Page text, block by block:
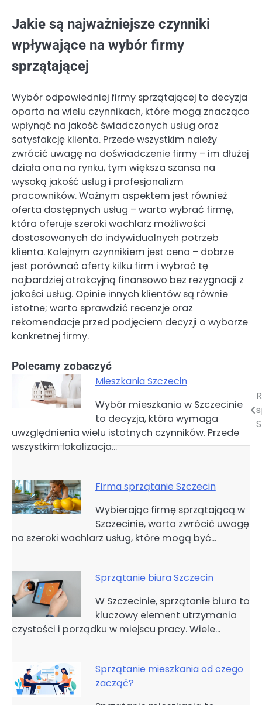
Jakie są najważniejsze czynniki
wpływające na wybór firmy
sprzątającej
Wybór odpowiedniej firmy sprzątającej to decyzja
oparta na wielu czynnikach, które mogą znacząco
wpłynąć na jakość świadczonych usług oraz
satysfakcję klienta. Przede wszystkim należy
zwrócić uwagę na doświadczenie firmy – im dłużej
działa ona na rynku, tym większa szansa na
wysoką jakość usług i profesjonalizm
pracowników. Ważnym aspektem jest również
oferta dostępnych usług – warto wybrać firmę,
która oferuje szeroki wachlarz możliwości
dostosowanych do indywidualnych potrzeb
klienta. Kolejnym czynnikiem jest cena – dobrze
jest porównać oferty kilku firm i wybrać tę
najbardziej atrakcyjną finansowo bez rezygnacji z
jakości usług. Opinie innych klientów są równie
istotne; warto sprawdzić recenzje oraz
rekomendacje przed podjęciem decyzji o wyborze
konkretnej firmy.
Polecamy zobaczyć
Mieszkania Szczecin
Wybór mieszkania w Szczecinie
to decyzja, która wymaga
uwzględnienia wielu istotnych czynników. Przede
wszystkim lokalizacja…
Firma sprzątanie Szczecin
Wybierając firmę sprzątającą w
Szczecinie, warto zwrócić uwagę
na szeroki wachlarz usług, które mogą być…
Sprzątanie biura Szczecin
W Szczecinie, sprzątanie biura to
kluczowy element utrzymania
czystości i porządku w miejscu pracy. Wiele…
Sprzątanie mieszkania od czego
zacząć?
Nawigacja